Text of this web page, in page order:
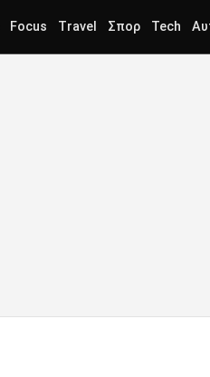
Focus Travel Σπορ Tech